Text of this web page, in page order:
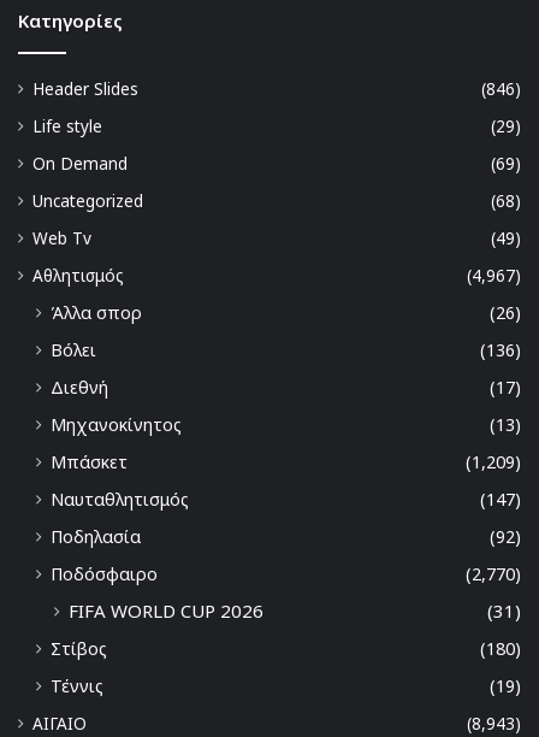
Kατηγορίες
Header Slides
(846)
Life style
(29)
On Demand
(69)
Uncategorized
(68)
Web Tv
(49)
Αθλητισμός
(4,967)
Άλλα σπορ
(26)
Βόλει
(136)
Διεθνή
(17)
Μηχανοκίνητος
(13)
Μπάσκετ
(1,209)
Ναυταθλητισμός
(147)
Ποδηλασία
(92)
Ποδόσφαιρο
(2,770)
FIFA WORLD CUP 2026 (31)
Στίβος
(180)
Τέννις
(19)
ΑΙΓΑΙΟ
(8,943)